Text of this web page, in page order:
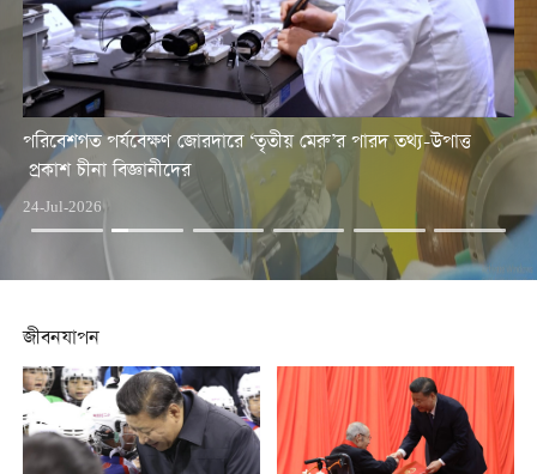
পরিবেশগত পর্যবেক্ষণ জোরদারে ‘তৃতীয় মেরু’র পারদ তথ্য-উপাত্ত
প্রকাশ চীনা বিজ্ঞানীদের
24-Jul-2026
জীবনযাপন